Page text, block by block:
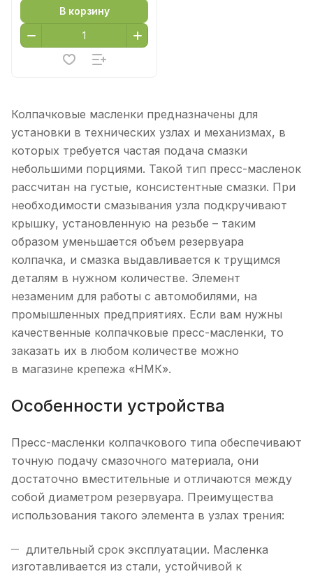
В корзину
Колпачковые масленки предназначены для
установки в технических узлах и механизмах, в
которых требуется частая подача смазки
небольшими порциями. Такой тип пресс-масленок
рассчитан на густые, консистентные смазки. При
необходимости смазывания узла подкручивают
крышку, установленную на резьбе – таким
образом уменьшается объем резервуара
колпачка, и смазка выдавливается к трущимся
деталям в нужном количестве. Элемент
незаменим для работы с автомобилями, на
промышленных предприятиях. Если вам нужны
качественные колпачковые пресс-масленки, то
заказать их в любом количестве можно
в магазине крепежа «НМК».
Особенности устройства
Пресс-масленки колпачкового типа обеспечивают
точную подачу смазочного материала, они
достаточно вместительные и отличаются между
собой диаметром резервуара. Преимущества
использования такого элемента в узлах трения:
длительный срок эксплуатации. Масленка
изготавливается из стали, устойчивой к